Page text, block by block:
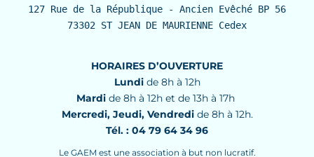
127 Rue de la République - Ancien Evêché BP 56
73302 ST JEAN DE MAURIENNE Cedex
HORAIRES D’OUVERTURE
Lundide 8h à 12h
Mardi de 8h à 12h et de 13h à 17h
Mercredi, Jeudi, Vendredide 8h à 12h.
Tél. : 04 79 64 34 96
Le GAEM est une association à but non lucratif.